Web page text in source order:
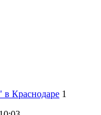
в Краснодаре 1